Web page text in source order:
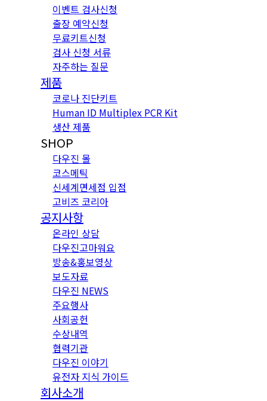
이벤트 검사신청
출장 예약신청
무료키트신청
검사 신청 서류
자주하는 질문
제품
코로나 진단키트
Human ID Multiplex PCR Kit
생산 제품
SHOP
다우진 몰
코스메틱
신세계면세점 입점
고비즈 코리아
공지사항
온라인 상담
다우진고마워요
방송&홍보영상
보도자료
다우진 NEWS
주요행사
사회공헌
수상내역
협력기관
다우진 이야기
유전자 지식 가이드
회사소개